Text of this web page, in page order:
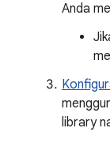
Anda
library